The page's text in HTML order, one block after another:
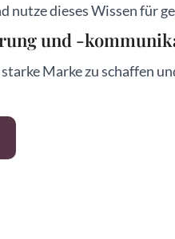
nutze dieses Wissen für
und -
Marke zu schaffen